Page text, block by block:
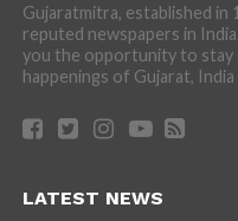
Gujaratmitra, established in
reputed newspapers in
you the opportunity to stay
happenings of Gujarat,
LATEST NEWS